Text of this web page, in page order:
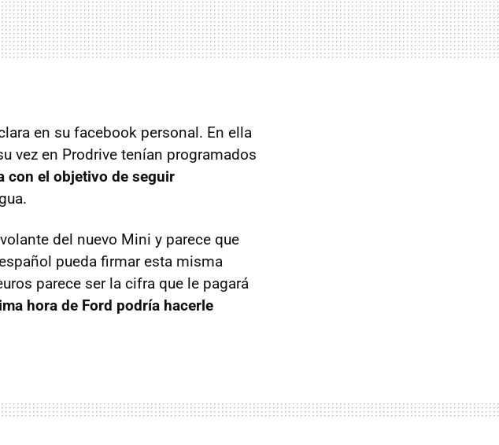
en su facebook personal. En ella
vez en Prodrive tenían programados
con el objetivo de seguir
del nuevo Mini y parece que
pueda firmar esta misma
parece ser la cifra que le pagará
hora de Ford podría hacerle